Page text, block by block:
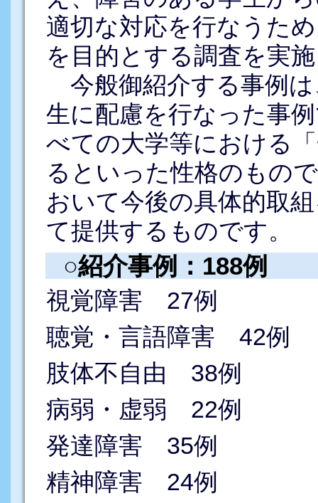
適切な対応を行なうた
を目的とする調査を実
今般御紹介する事例
生に配慮を行なった事
べての大学等における
るといった性格のもの
おいて今後の具体的取
て提供するものです。
○紹介事例：188例
視覚障害 27例
聴覚・言語障害 42例
肢体不自由 38例
病弱・虚弱 22例
発達障害 35例
精神障害 24例